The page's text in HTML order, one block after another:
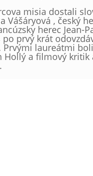
misia dostali
Vášáryová , český
herec Jean-
po prvý krát
Prvými laureátmi
Hollý a filmový kritik